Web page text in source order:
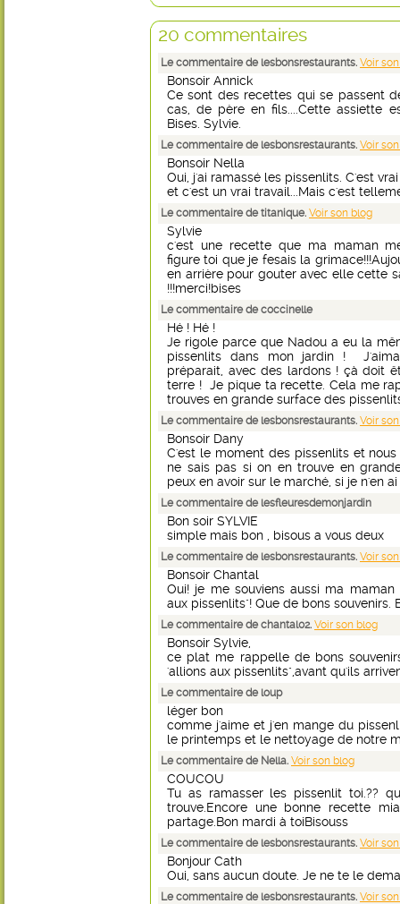
20 commentaires
Le commentaire de lesbonsrestaurants. Voir
Bonsoir Annick
Ce sont des recettes qui se passent
cas, de père en fils....Cette assiette
Bises. Sylvie.
Le commentaire de lesbonsrestaurants. Voir
Bonsoir Nella
Oui, j'ai ramassé les pissenlits. C'est
et c'est un vrai travail...Mais c'est
Le commentaire de titanique. Voir son blog
Sylvie
c'est une recette que ma maman
figure toi que je fesais la
en arrière pour gouter avec elle cette
!!!merci!bises
Le commentaire de coccinelle
Hé ! Hé !
Je rigole parce que Nadou a eu la
pissenlits dans mon jardin !
préparait, avec des lardons ! çà doit
terre ! Je pique ta recette. Cela me
trouves en grande surface des
Le commentaire de lesbonsrestaurants. Voir
Bonsoir Dany
C'est le moment des pissenlits et
ne sais pas si on en trouve en
peux en avoir sur le marché, si je n'en
Le commentaire de lesfleuresdemonjardin
Bon soir SYLVIE
simple mais bon , bisous
Le commentaire de lesbonsrestaurants. Voir
Bonsoir Chantal
Oui! je me souviens aussi ma
aux pissenlits"! Que de bons souvenirs.
Le commentaire de chantal02. Voir son blog
Bonsoir Sylvie,
ce plat me rappelle de bons
'allions aux pissenlits",avant qu'ils
Le commentaire de loup
léger bon
comme j'aime et j'en mange du
le printemps et le nettoyage de notre
Le commentaire de Nella. Voir son blog
COUCOU
Tu as ramasser les pissenlit toi.??
trouve.Encore une bonne recette
partage.Bon mardi à toiBisouss
Le commentaire de lesbonsrestaurants. Voir
Bonjour Cath
Oui, sans aucun doute. Je ne te le
Le commentaire de lesbonsrestaurants. Voir